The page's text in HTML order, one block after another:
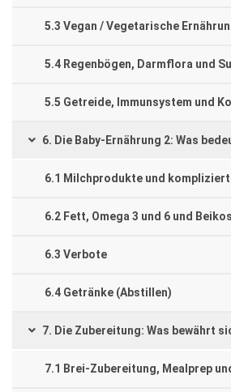
5.3 Vegan / Vegetarische
5.4 Regenbögen, Darmflora und
5.5 Getreide, Immunsystem und
6. Die Baby-Ernährung 2: Was
6.1 Milchprodukte und
6.2 Fett, Omega 3 und 6 und
6.3 Verbote
6.4 Getränke (Abstillen)
7. Die Zubereitung: Was bewährt
7.1 Brei-Zubereitung, Mealprep